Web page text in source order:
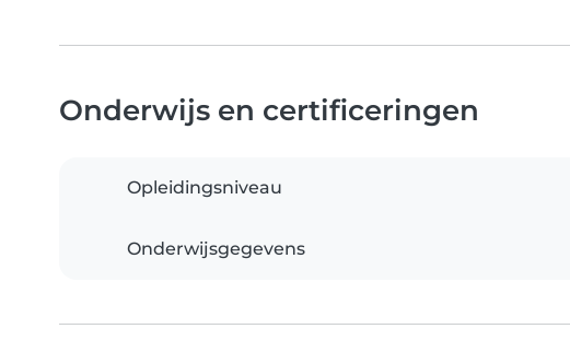
Onderwijs en certificeringen
Opleidingsniveau
Onderwijsgegevens